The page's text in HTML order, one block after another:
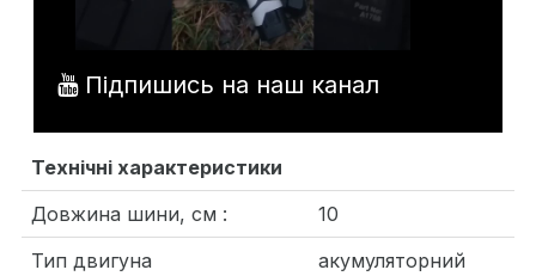
Підпишись на наш канал
Технічні характеристики
Довжина шини, см :
10
Тип двигуна
акумуляторний